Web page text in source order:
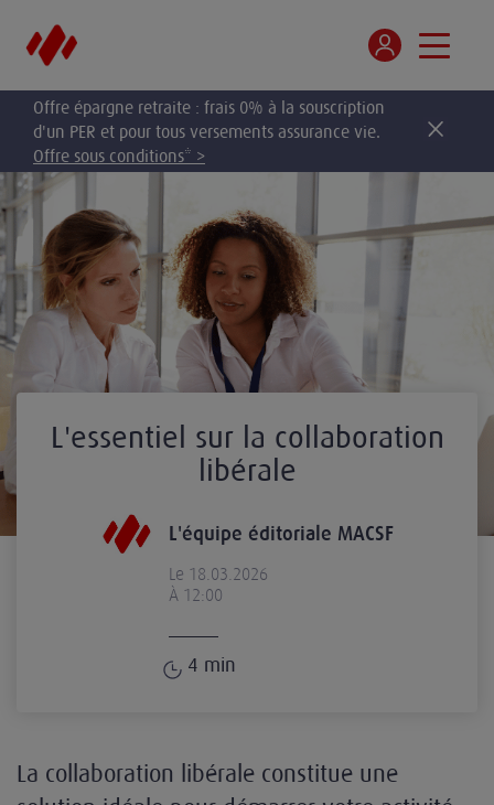
Offre épargne retraite : frais 0% à la souscription
d'un PER et pour tous versements assurance vie.
Offre sous conditions* >
L'essentiel sur la collaboration
libérale
L'équipe éditoriale MACSF
Le 18.03.2026
À 12:00
4 min
La collaboration libérale constitue une